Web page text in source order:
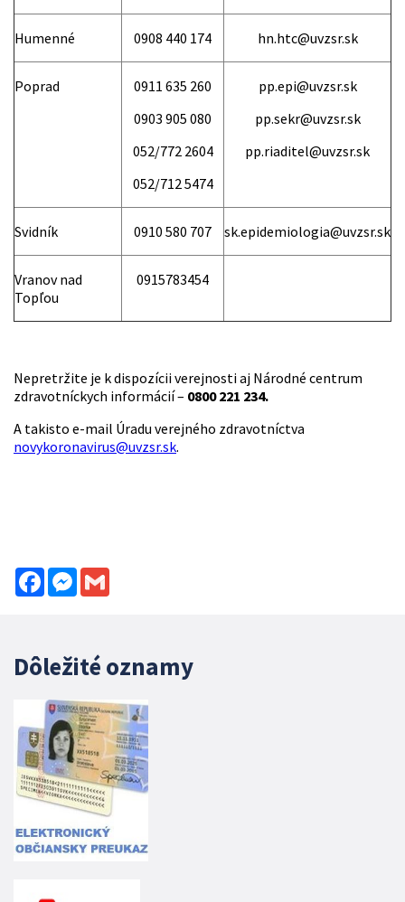
Humenné 0908 440 174 hn.htc@uvzsr.sk
Poprad
0911 635 260
0903 905 080
052/772 2604
052/712 5474
pp.epi@uvzsr.sk
pp.sekr@uvzsr.sk
pp.riaditel@uvzsr.sk
Svidník 0910 580 707 sk.epidemiologia@uvzsr.sk
Vranov nad
Topľou
0915783454
Nepretržite je k dispozícii verejnosti aj Národné centrum
zdravotníckych informácií – 0800 221 234.
A takisto e-mail Úradu verejného zdravotníctva
novykoronavirus@uvzsr.sk.
FacebookMessenger
Dôležité oznamy